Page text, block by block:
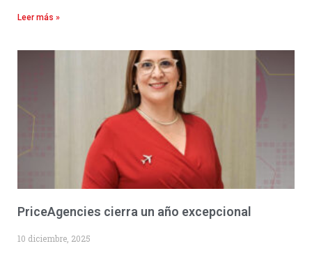
Leer más »
PriceAgencies cierra un año excepcional
10 diciembre, 2025